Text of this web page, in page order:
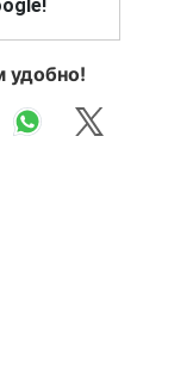
удобно!